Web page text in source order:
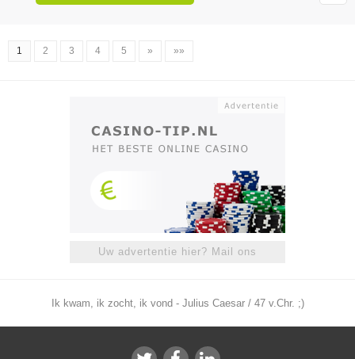
1 2 3 4 5 » »»
Uw advertentie hier? Mail ons
Ik kwam, ik zocht, ik vond - Julius Caesar / 47 v.Chr. ;)